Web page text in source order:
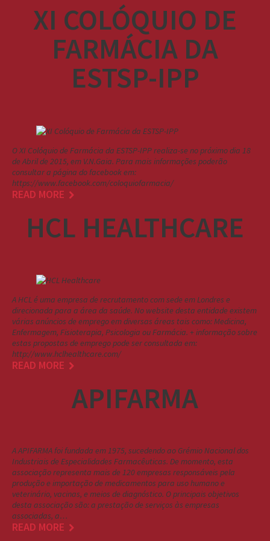
XI COLÓQUIO DE
FARMÁCIA DA
ESTSP-IPP
O XI Colóquio de Farmácia da ESTSP-IPP realiza-se no próximo dia 18
de Abril de 2015, em V.N.Gaia. Para mais informações poderão
consultar a página do facebook em:
https://www.facebook.com/coloquiofarmacia/
READ MORE
HCL HEALTHCARE
A HCL é uma empresa de recrutamento com sede em Londres e
direcionada para a área da saúde. No website desta entidade existem
várias anúncios de emprego em diversas áreas tais como: Medicina,
Enfermagem, Fisioterapia, Psicologia ou Farmácia. + informação sobre
estas propostas de emprego pode ser consultada em:
http://www.hclhealthcare.com/
READ MORE
APIFARMA
A APIFARMA foi fundada em 1975, sucedendo ao Grémio Nacional dos
Industriais de Especialidades Farmacêuticas. De momento, esta
associação representa mais de 120 empresas responsáveis pela
produção e importação de medicamentos para uso humano e
veterinário, vacinas, e meios de diagnóstico. O principais objetivos
desta associação são: a prestação de serviços às empresas
associadas, a…
READ MORE